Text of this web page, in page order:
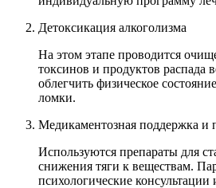
Детоксикация алкоголизма
На этом этапе проводится
токсинов и продуктов распада
облегчить физическое
ломки.
Медикаментозная поддержка и
Используются препараты для
снижения тяги к веществам.
психологические консультации